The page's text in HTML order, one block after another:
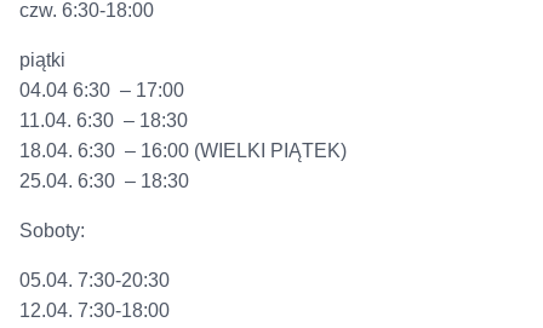
czw. 6:30-18:00
piątki
04.04 6:30 – 17:00
11.04. 6:30 – 18:30
18.04. 6:30 – 16:00 (WIELKI PIĄTEK)
25.04. 6:30 – 18:30
Soboty:
05.04. 7:30-20:30
12.04. 7:30-18:00